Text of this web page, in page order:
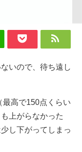
いので、待ち遠し
最高で150点くらい
上がらなかった
し下がってしまっ